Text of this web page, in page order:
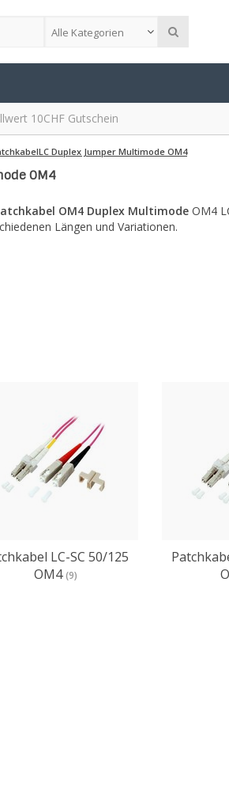
Alle Kategorien
10CHF Gutschein
Duplex Jumper Multimode OM4
OM4
OM4 Duplex MultimodeOM4
Längen und Variationen.
LC-SC 50/125
OM4(9)